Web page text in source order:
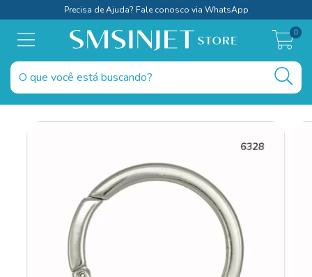
Precisa de Ajuda? Fale conosco via WhatsApp
0